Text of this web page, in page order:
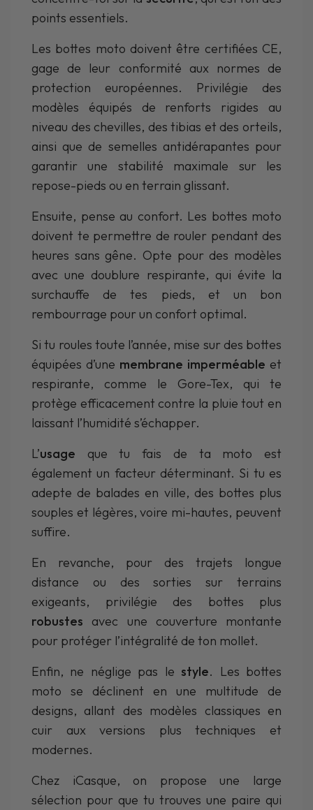
points essentiels.
Les bottes moto doivent être certifiées CE,
gage de leur conformité aux normes de
protection européennes. Privilégie des
modèles équipés de renforts rigides au
niveau des chevilles, des tibias et des orteils,
ainsi que de semelles antidérapantes pour
garantir une stabilité maximale sur les
repose-pieds ou en terrain glissant.
Ensuite, pense au confort. Les bottes moto
doivent te permettre de rouler pendant des
heures sans gêne. Opte pour des modèles
avec une doublure respirante, qui évite la
surchauffe de tes pieds, et un bon
rembourrage pour un confort optimal.
Si tu roules toute l’année, mise sur des bottes
équipées d’une membrane imperméable et
respirante, comme le Gore-Tex, qui te
protège efficacement contre la pluie tout en
laissant l’humidité s’échapper.
L’usage que tu fais de ta moto est
également un facteur déterminant. Si tu es
adepte de balades en ville, des bottes plus
souples et légères, voire mi-hautes, peuvent
suffire.
En revanche, pour des trajets longue
distance ou des sorties sur terrains
exigeants, privilégie des bottes plus
robustes avec une couverture montante
pour protéger l’intégralité de ton mollet.
Enfin, ne néglige pas le style. Les bottes
moto se déclinent en une multitude de
designs, allant des modèles classiques en
cuir aux versions plus techniques et
modernes.
Chez iCasque, on propose une large
sélection pour que tu trouves une paire qui